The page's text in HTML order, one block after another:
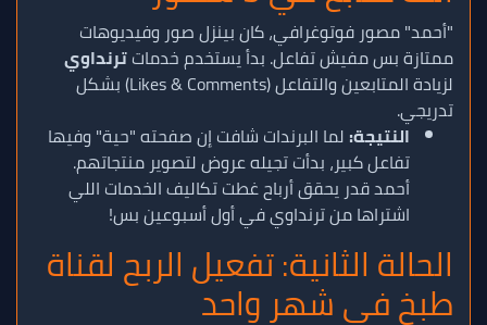
"أحمد" مصور فوتوغرافي، كان بينزل صور وفيديوهات
ممتازة بس مفيش تفاعل. بدأ يستخدم خدماتترنداوي
لزيادة المتابعين والتفاعل (Likes & Comments) بشكل
تدريجي.
النتيجة: لما البرندات شافت إن صفحته "حية" وفيها
تفاعل كبير، بدأت تجيله عروض لتصوير منتجاتهم.
أحمد قدر يحقق أرباح غطت تكاليف الخدمات اللي
اشتراها من ترنداوي في أول أسبوعين بس!
الحالة الثانية: تفعيل الربح لقناة
طبخ في شهر واحد